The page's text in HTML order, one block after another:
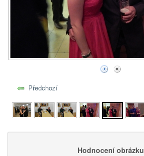
Předchozí
Hodnocení obrázku